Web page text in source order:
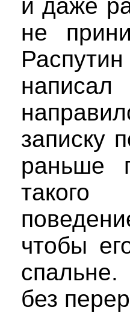
и даже
не
записку
раньше
такого
чтобы
без